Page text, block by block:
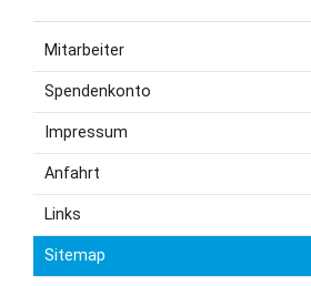
Mitarbeiter
Spendenkonto
Impressum
Anfahrt
Links
Sitemap